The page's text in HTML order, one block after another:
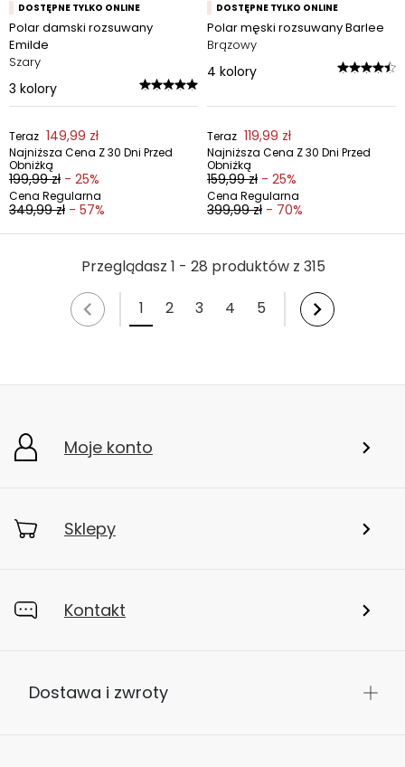
DOSTĘPNE TYLKO ONLINE
Polar damski rozsuwany
Emilde
Szary
3 kolory
Teraz 149,99 zł
Najniższa Cena Z 30 Dni Przed
Obniżką
199,99 zł - 25%
Cena Regularna
349,99 zł - 57%
DOSTĘPNE TYLKO ONLINE
Polar męski rozsuwany Barlee
Brązowy
4 kolory
Teraz 119,99 zł
Najniższa Cena Z 30 Dni Przed
Obniżką
159,99 zł - 25%
Cena Regularna
399,99 zł - 70%
Przeglądasz 1 - 28 produktów z 315
1
2 3 4 5
Moje konto
Sklepy
Kontakt
Dostawa i zwroty